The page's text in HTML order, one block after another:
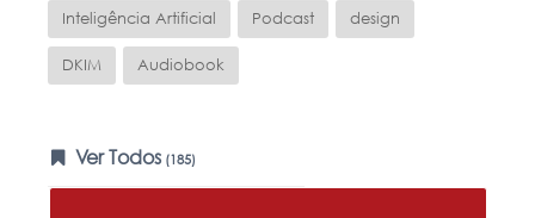
Inteligência Artificial Podcast design
DKIM Audiobook
Ver Todos (185)